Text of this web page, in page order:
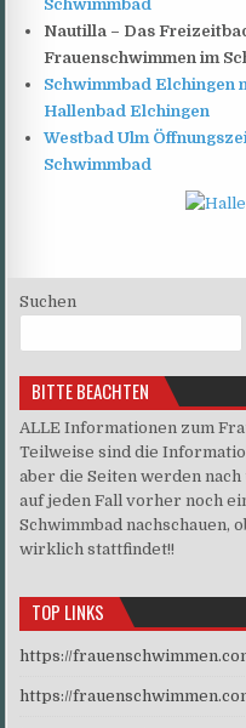
Schwimmbad
Nautilla – Das
Frauenschwimmen im
Schwimmbad Elchingen
Hallenbad Elchingen
Westbad Ulm
Schwimmbad
Suchen
BITTE BEACHTEN
ALLE Informationen zum
Teilweise sind die
aber die Seiten werden
auf jeden Fall vorher noch
Schwimmbad nachschauen,
wirklich stattfindet!!
TOP LINKS
https://
https://